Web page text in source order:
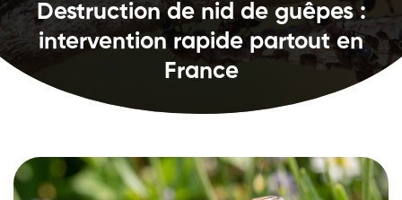
Destruction de nid de guêpes :
intervention rapide partout en
France